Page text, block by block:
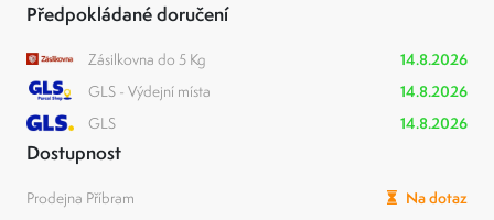
Předpokládané doručení
Zásilkovna do 5 Kg
14.8.2026
GLS - Výdejní místa
14.8.2026
GLS
14.8.2026
Dostupnost
Prodejna Příbram
Na dotaz